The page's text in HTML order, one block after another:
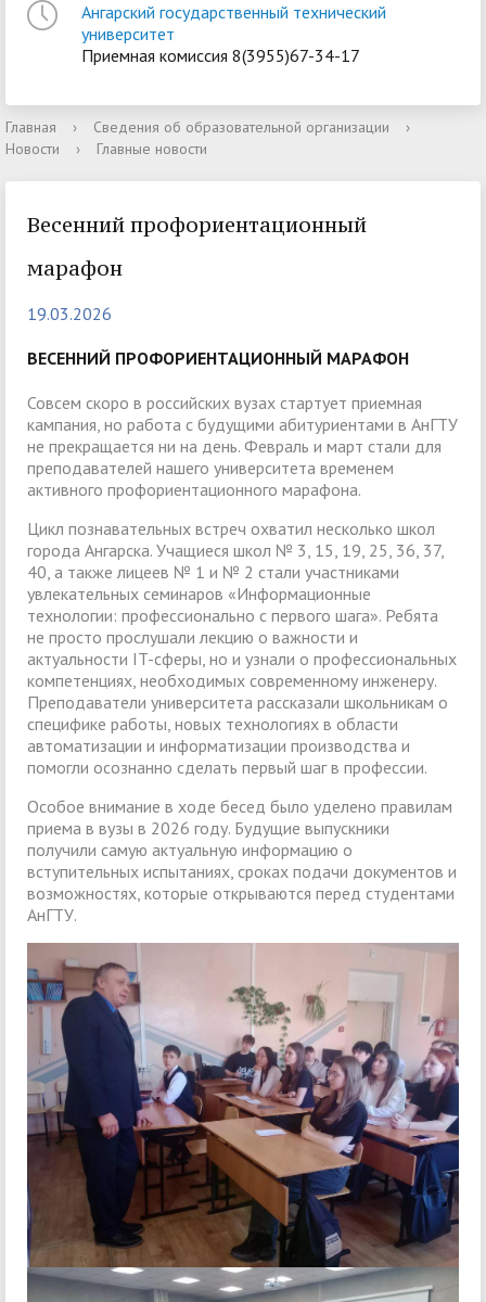
Ангарский государственный технический
университет
Приемная комиссия 8(3955)67-34-17
Главная › Сведения об образовательной организации
›
Новости
› Главные новости
Весенний профориентационный
марафон
19.03.2026
ВЕСЕННИЙ ПРОФОРИЕНТАЦИОННЫЙ МАРАФОН
Совсем скоро в российских вузах стартует приемная
кампания, но работа с будущими абитуриентами в АнГТУ
не прекращается ни на день. Февраль и март стали для
преподавателей нашего университета временем
активного профориентационного марафона.
Цикл познавательных встреч охватил несколько школ
города Ангарска. Учащиеся школ № 3, 15, 19, 25, 36, 37,
40, а также лицеев № 1 и № 2 стали участниками
увлекательных семинаров «Информационные
технологии: профессионально с первого шага». Ребята
не просто прослушали лекцию о важности и
актуальности IT-сферы, но и узнали о профессиональных
компетенциях, необходимых современному инженеру.
Преподаватели университета рассказали школьникам о
специфике работы, новых технологиях в области
автоматизации и информатизации производства и
помогли осознанно сделать первый шаг в профессии.
Особое внимание в ходе бесед было уделено правилам
приема в вузы в 2026 году. Будущие выпускники
получили самую актуальную информацию о
вступительных испытаниях, сроках подачи документов и
возможностях, которые открываются перед студентами
АнГТУ.